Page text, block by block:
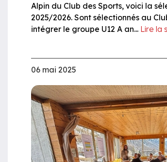
Alpin du Club des Sports, voici la
2025/2026. Sont sélectionnés au
intégrer le groupe U12 A an... Lire la
06 mai 2025